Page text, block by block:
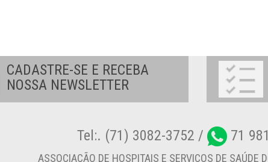
CADASTRE-SE E RECEBA
NOSSA NEWSLETTER
Tel:. (71) 3082-3752 / 71
ASSOCIAÇÃO DE HOSPITAIS E SERVIÇOS DE SAÚDE